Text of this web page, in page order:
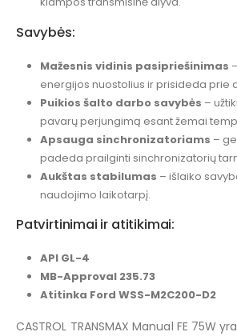
Savybės:
Mažesnis vidinis pasipriešinimas
energijos nuostolius ir prisideda prie
Puikios šalto darbo savybės –
pavarų perjungimą esant žemai
Apsauga sinchronizatoriams –
padeda prailginti sinchronizatorių
Aukštas stabilumas – išlaiko
naudojimo laikotarpį.
Patvirtinimai ir atitikimai:
API GL-4
MB-Approval 235.73
Atitinka Ford WSS-M2C200-D2
CASTROL TRANSMAX Manual FE 75W